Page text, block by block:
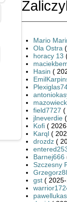
Mario
Ola Ostra
horacy 13
Hasin (
field7727 (
jlneverdie(
Kofi(
Karql(
drozdz(
Barnej666
Szczesny
gst( 2025-